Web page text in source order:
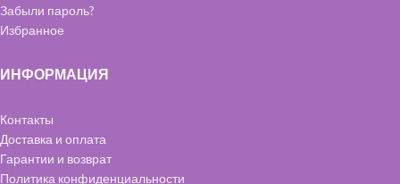
Забыли пароль?
Избранное
ИНФОРМАЦИЯ
Контакты
Доставка и оплата
Гарантии и возврат
Политика конфиденциальности